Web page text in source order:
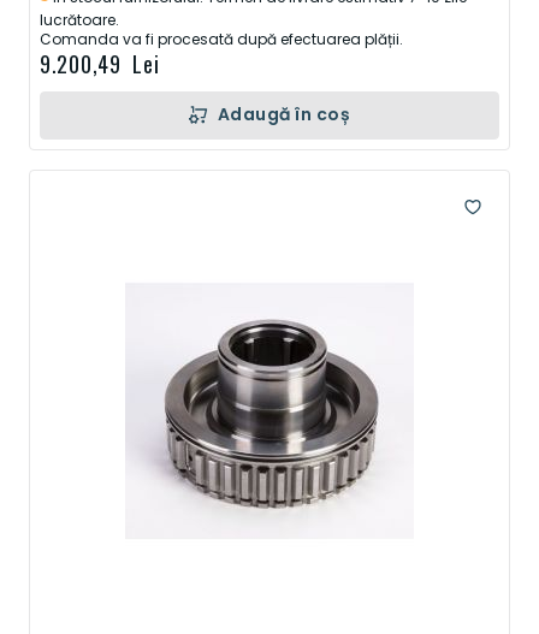
lucrătoare.
Comanda va fi procesată după efectuarea plății.
9.200,49 Lei
Adaugă în coș